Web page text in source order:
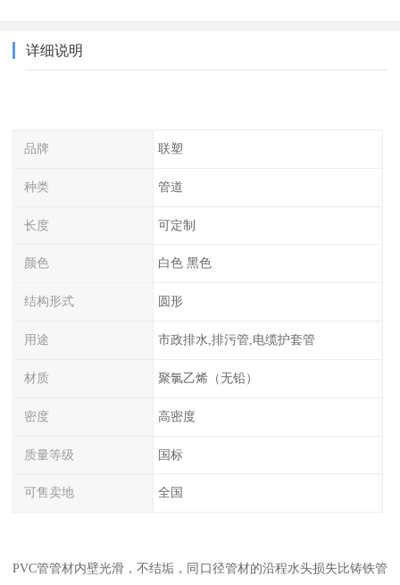
详细说明
品牌 联塑
种类 管道
长度 可定制
颜色 白色 黑色
结构形式 圆形
用途 市政排水,排污管,电缆护套管
材质 聚氯乙烯（无铅）
密度 高密度
质量等级 国标
可售卖地 全国
PVC管管材内壁光滑，不结垢，同口径管材的沿程水头损失比铸铁管